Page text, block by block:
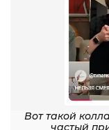
Вот такой
частый